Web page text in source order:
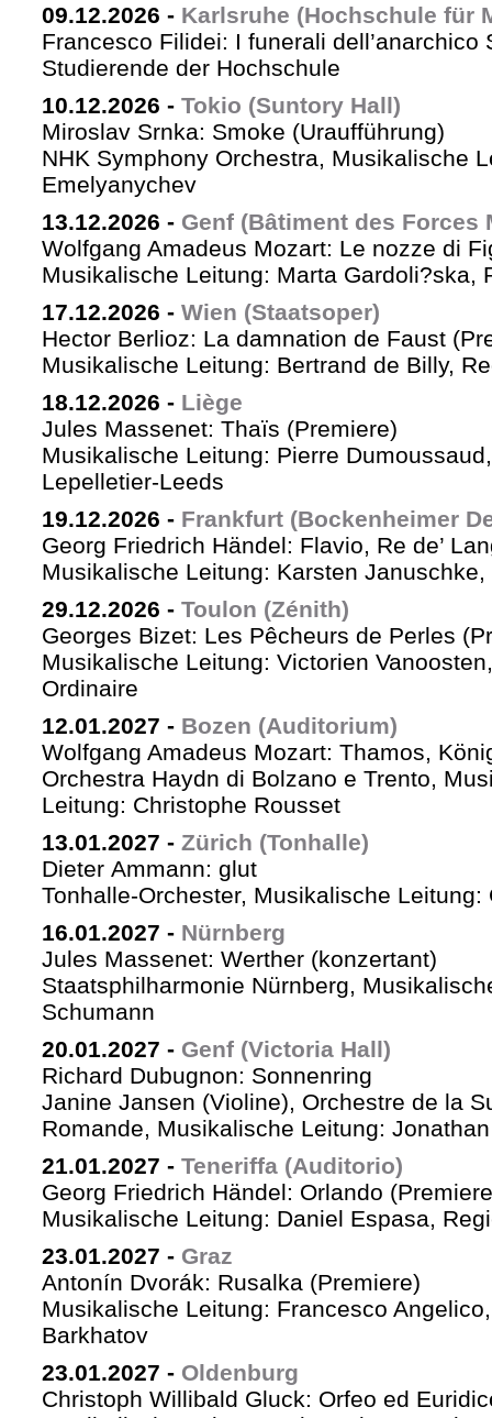
09.12.2026 - Karlsruhe (Hochschule für
Francesco Filidei: I funerali dell’anarchico
Studierende der Hochschule
10.12.2026 - Tokio (Suntory Hall)
Miroslav Srnka: Smoke (Uraufführung)
NHK Symphony Orchestra, Musikalische
Emelyanychev
13.12.2026 - Genf (Bâtiment des Forces
Wolfgang Amadeus Mozart: Le nozze di
Musikalische Leitung: Marta Gardoli?ska,
17.12.2026 - Wien (Staatsoper)
Hector Berlioz: La damnation de Faust
Musikalische Leitung: Bertrand de Billy,
18.12.2026 - Liège
Jules Massenet: Thaïs (Premiere)
Musikalische Leitung: Pierre
Lepelletier-Leeds
19.12.2026 - Frankfurt (Bockenheimer
Georg Friedrich Händel: Flavio, Re de’
Musikalische Leitung: Karsten
29.12.2026 - Toulon (Zénith)
Georges Bizet: Les Pêcheurs de Perles
Musikalische Leitung: Victorien
Ordinaire
12.01.2027 - Bozen (Auditorium)
Wolfgang Amadeus Mozart: Thamos,
Orchestra Haydn di Bolzano e Trento,
Leitung: Christophe Rousset
13.01.2027 - Zürich (Tonhalle)
Dieter Ammann: glut
Tonhalle-Orchester, Musikalische Leitung:
16.01.2027 - Nürnberg
Jules Massenet: Werther (konzertant)
Staatsphilharmonie Nürnberg,
Schumann
20.01.2027 - Genf (Victoria Hall)
Richard Dubugnon: Sonnenring
Janine Jansen (Violine), Orchestre de la
Romande, Musikalische Leitung:
21.01.2027 - Teneriffa (Auditorio)
Georg Friedrich Händel: Orlando
Musikalische Leitung: Daniel Espasa,
23.01.2027 - Graz
Antonín Dvorák: Rusalka (Premiere)
Musikalische Leitung: Francesco
Barkhatov
23.01.2027 - Oldenburg
Christoph Willibald Gluck: Orfeo ed